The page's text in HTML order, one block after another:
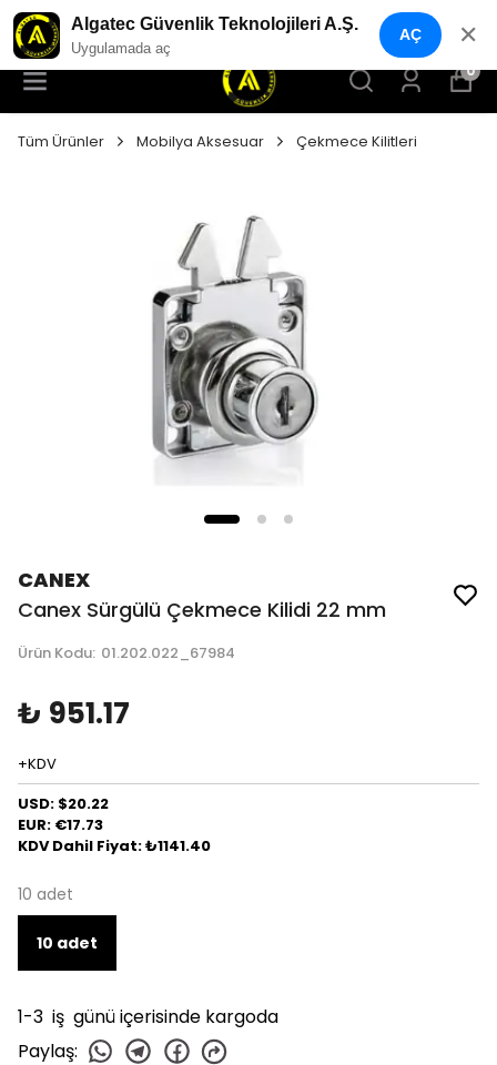
YENI NESIL GÜVENLIK GEÇIŞ SISTEMLERI
0
Tüm Ürünler Mobilya Aksesuar Çekmece Kilitleri
CANEX
Canex Sürgülü Çekmece Kilidi 22 mm
Ürün Kodu: 01.202.022_67984
₺ 951.17
+KDV
USD: $20.22
EUR: €17.73
KDV Dahil Fiyat: ₺1141.40
10 adet
10 adet
1-3 iş günü içerisinde kargoda
Paylaş:
Algatec Güvenlik Teknolojileri A.Ş.
Uygulamada aç
AÇ ✕